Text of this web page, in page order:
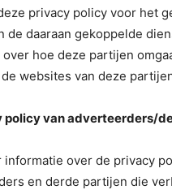
privacy policy voor het
de daaraan gekoppelde
hoe deze partijen
websites van deze
policy van adverteerders/
informatie over de privacy
en derde partijen die